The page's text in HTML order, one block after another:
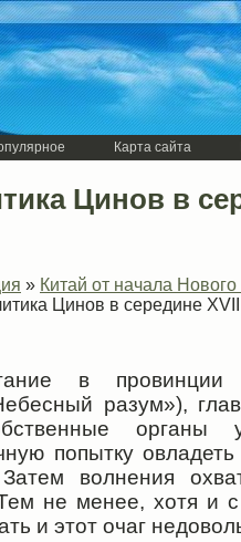
Карта сайта
Цинов в
» Китай от начала
Цинов в середине
в провинции
разум»),
органы
попытку
волнения
не менее, хотя и
и этот очаг